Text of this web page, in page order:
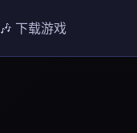
🎶 下载游戏